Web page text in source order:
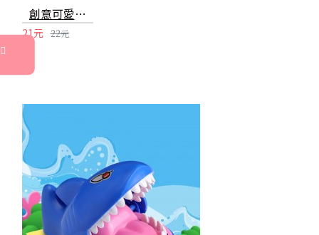
創意可愛貓頭鷹造型削筆器 萌萌削鉛筆器 捲筆刀
21元 22元